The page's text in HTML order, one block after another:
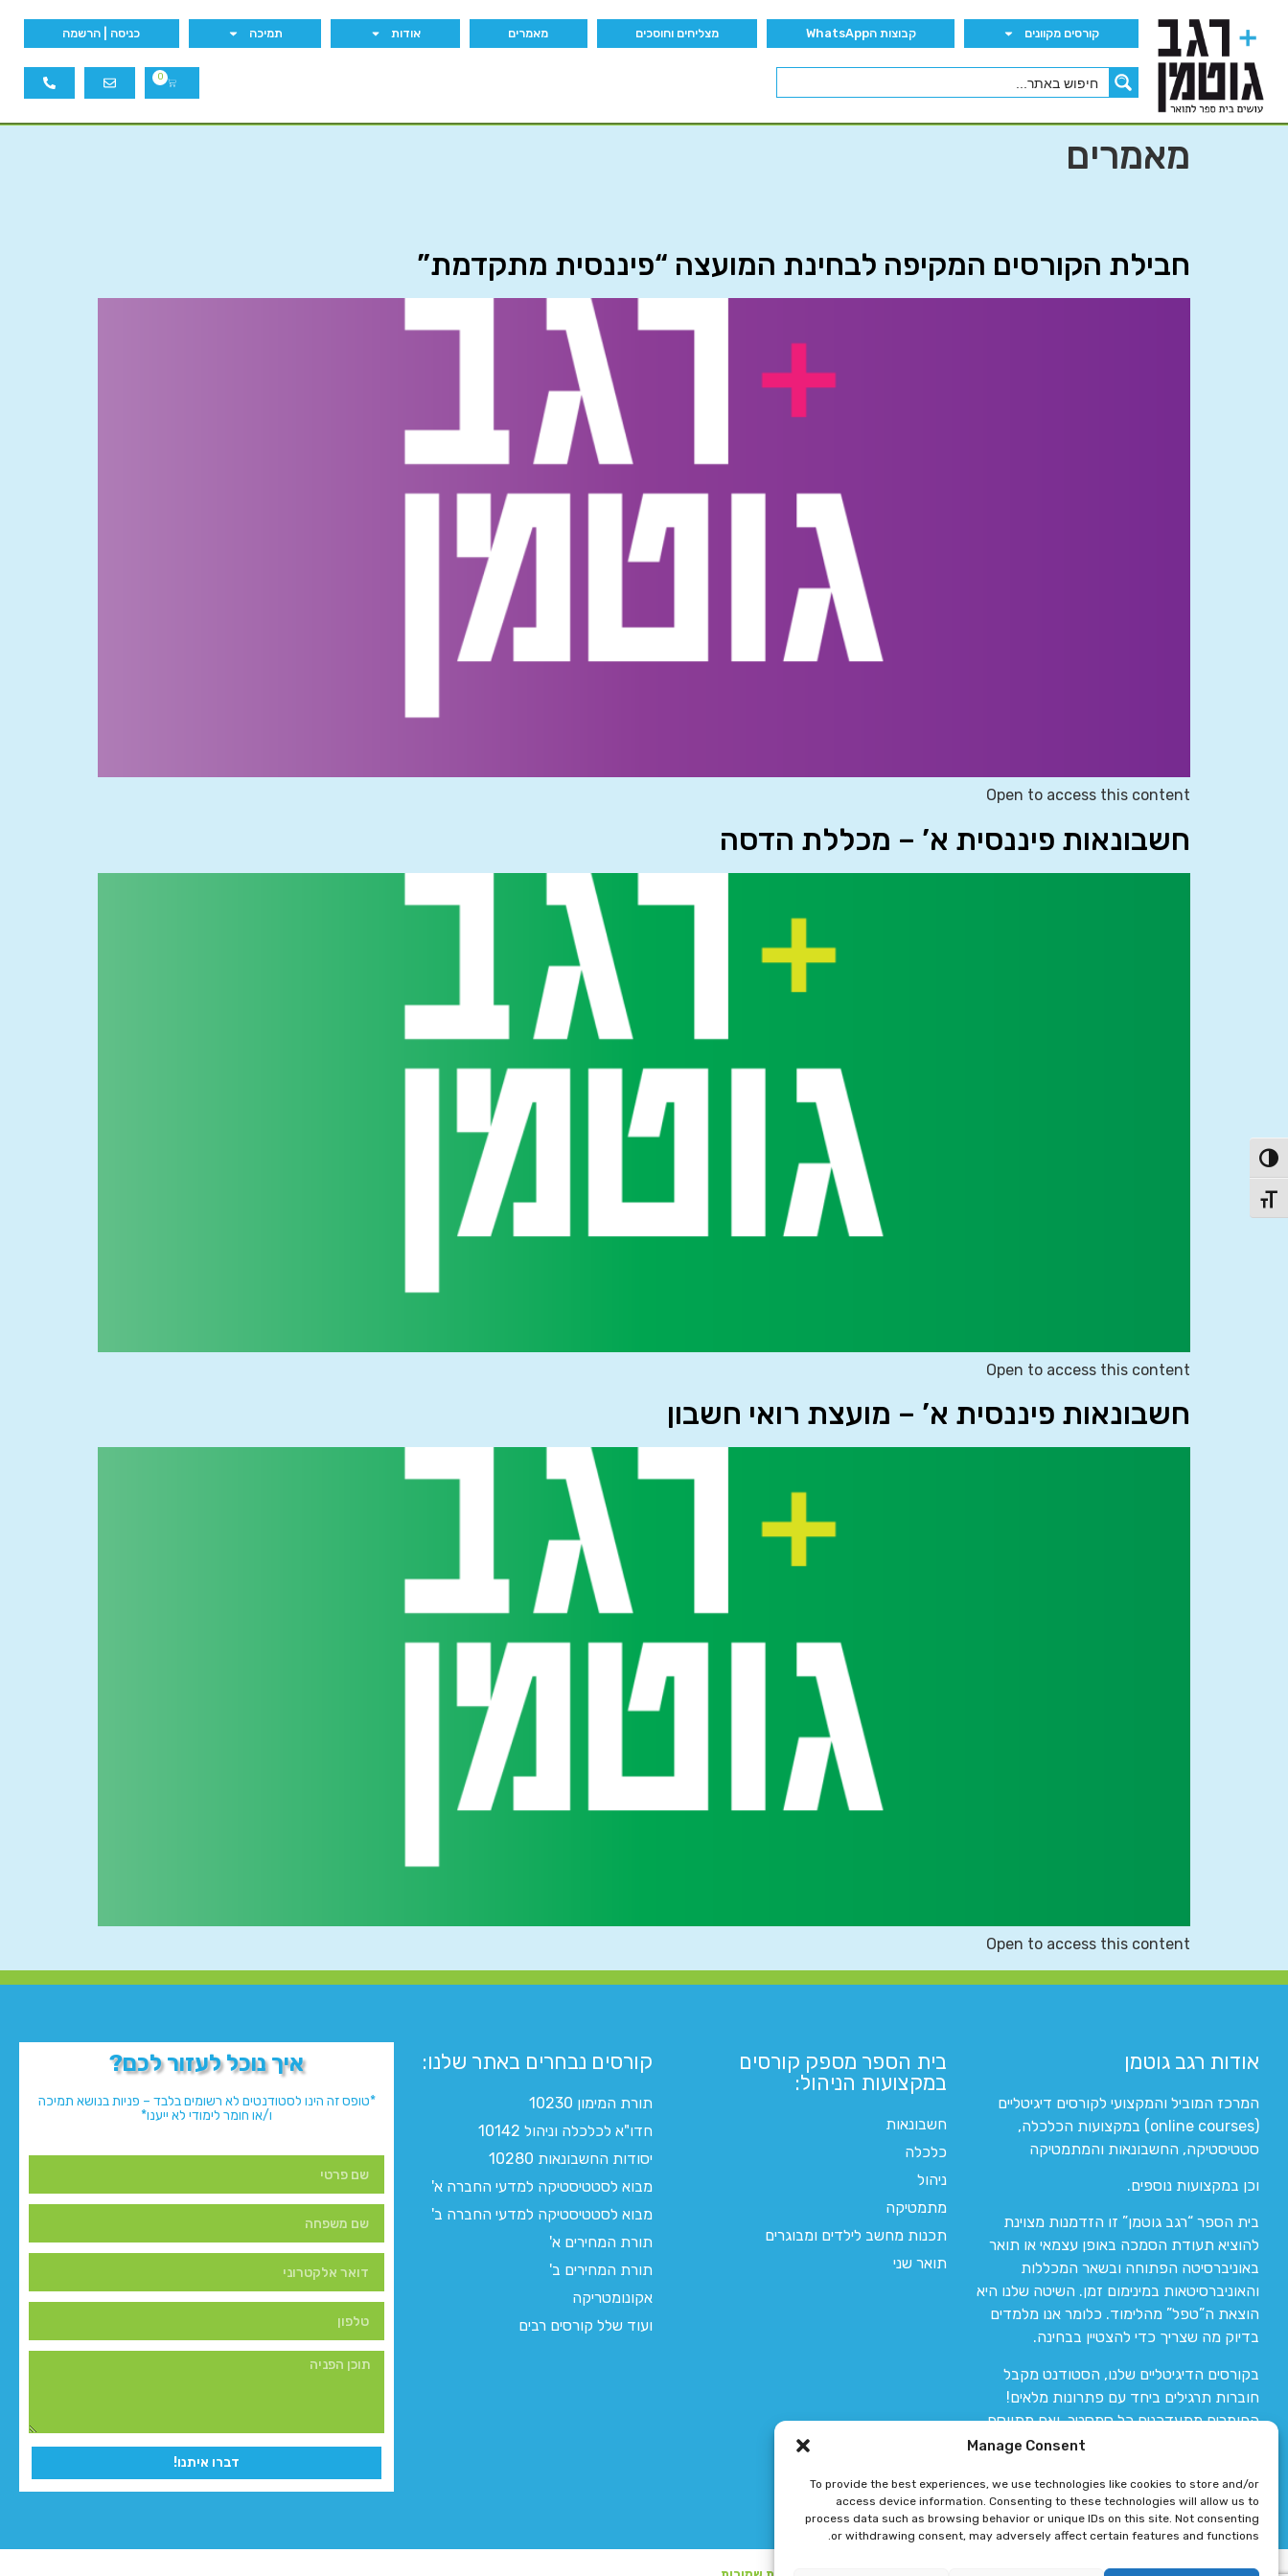
Manage Consent
To provide the best experiences, we use technologies like cookies to store and/or
access device information. Consenting to these technologies will allow us to
process data such as browsing behavior or unique IDs on this site. Not consenting
or withdrawing consent, may adversely affect certain features and functions.
הפעל/כבה ניגודיות גבוהה
מתג גודל גופן
קורסים מקוונים קבוצות הWhatsApp מצליחים וחוסכים מאמרים אודות תמיכה כניסה | הרשמה
0
מאמרים
חבילת הקורסים המקיפה לבחינת המועצה “פיננסית מתקדמת”
Open to access this content
חשבונאות פיננסית א’ – מכללת הדסה
Open to access this content
חשבונאות פיננסית א’ – מועצת רואי חשבון
Open to access this content
אודות רגב גוטמן
המרכז המוביל והמקצועי לקורסים דיגיטליים
(online courses) במקצועות הכלכלה,
סטטיסטיקה, החשבונאות והמתמטיקה
וכן במקצועות נוספים.
בית הספר “רגב גוטמן” זו הזדמנות מצוינת
להוציא תעודת הסמכה באופן עצמאי או תואר
באוניברסיטה הפתוחה ובשאר המכללות
והאוניברסיטאות במינימום זמן. השיטה שלנו היא
הוצאת ה”טפל” מהלימוד. כלומר אנו מלמדים
בדיוק מה שצריך כדי להצטיין בבחינה.
בקורסים הדיגיטליים שלנו, הסטודנט מקבל
חוברות תרגילים ביחד עם פתרונות מלאים!
החומרים מתעדכנים כל סמסטר, ואם מתווסף
חומר חדש אז הקורס מתעדכן יחד איתו.
בית הספר מספק קורסים
במקצועות הניהול:
חשבונאות
כלכלה
ניהול
מתמטיקה
תכנות מחשב לילדים ומבוגרים
תואר שני
קורסים נבחרים באתר שלנו:​
תורת המימון 10230
חדו"א לכלכלה וניהול 10142
יסודות החשבונאות 10280
מבוא לסטטיסטיקה למדעי החברה א'
מבוא לסטטיסטיקה למדעי החברה ב'
תורת המחירים א'
תורת המחירים ב'
אקונומטריקה
ועוד שלל קורסים רבים
איך נוכל לעזור לכם?
*טופס זה הינו לסטודנטים לא רשומים בלבד – פניות בנושא תמיכה
ו/או חומר לימודי לא ייענו*
דברו איתנו!